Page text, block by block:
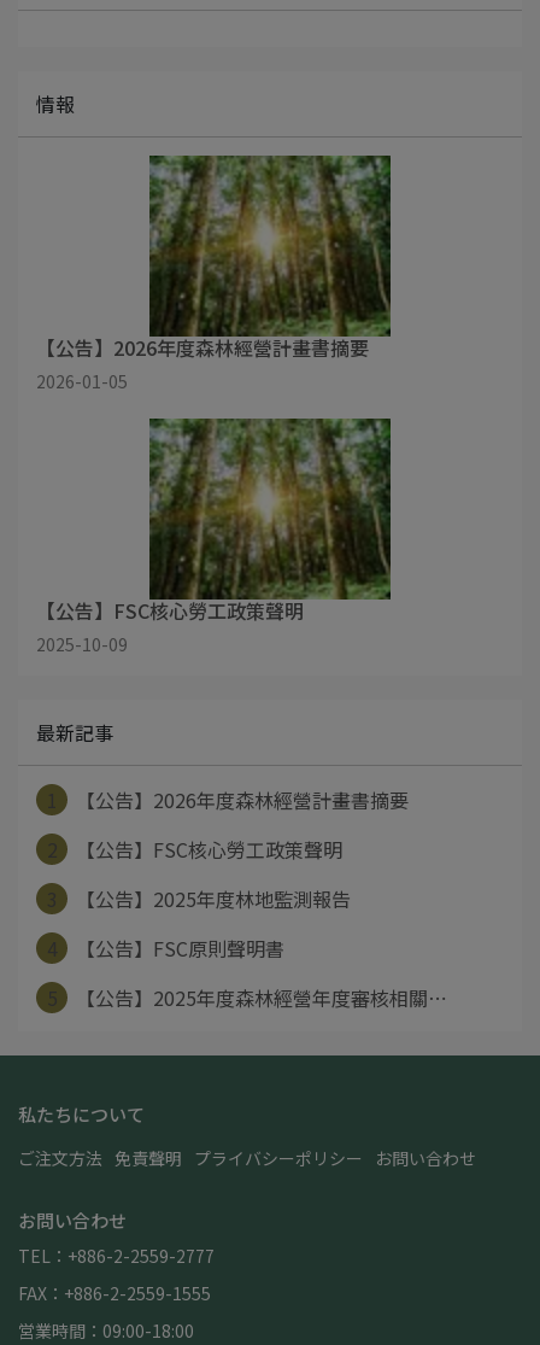
情報
【公告】2026年度森林經營計畫書摘要
2026-01-05
【公告】FSC核心勞工政策聲明
2025-10-09
最新記事
【公告】2026年度森林經營計畫書摘要
【公告】FSC核心勞工政策聲明
【公告】2025年度林地監測報告
【公告】FSC原則聲明書
【公告】2025年度森林經營年度審核相關⋯
私たちについて
ご注文方法 免責聲明 プライバシーポリシー お問い合わせ
お問い合わせ
TEL：+886-2-2559-2777
FAX：+886-2-2559-1555
営業時間：09:00-18:00